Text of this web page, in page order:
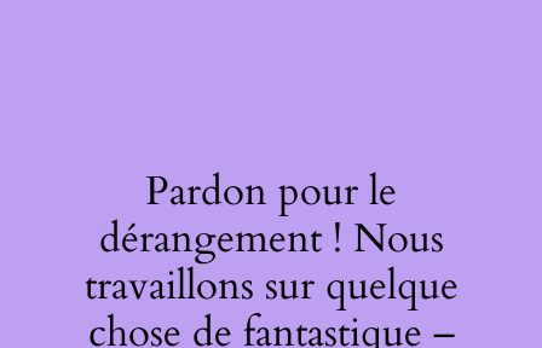
Pardon pour le
dérangement ! Nous
travaillons sur quelque
chose de fantastique –